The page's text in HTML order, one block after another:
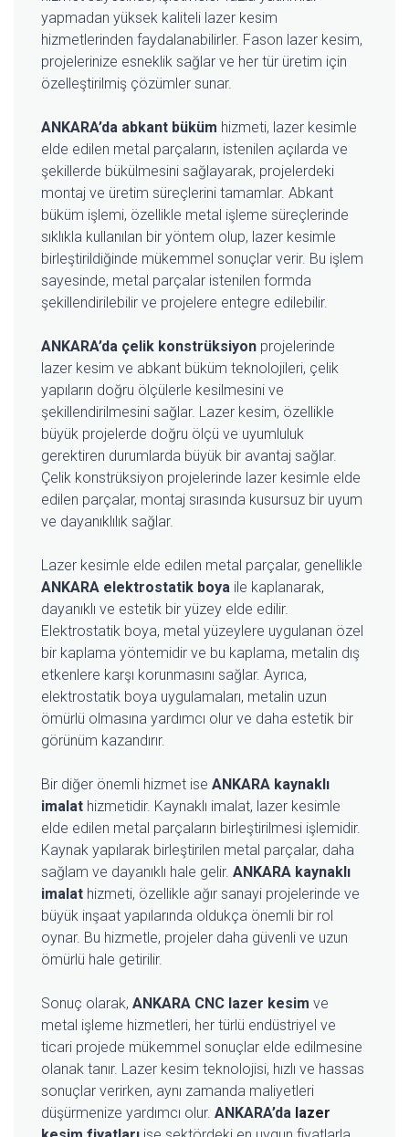
yapmadan yüksek kaliteli lazer kesim
hizmetlerinden faydalanabilirler. Fason lazer kesim,
projelerinize esneklik sağlar ve her tür üretim için
özelleştirilmiş çözümler sunar.
ANKARA’da abkant büküm hizmeti, lazer kesimle
elde edilen metal parçaların, istenilen açılarda ve
şekillerde bükülmesini sağlayarak, projelerdeki
montaj ve üretim süreçlerini tamamlar. Abkant
büküm işlemi, özellikle metal işleme süreçlerinde
sıklıkla kullanılan bir yöntem olup, lazer kesimle
birleştirildiğinde mükemmel sonuçlar verir. Bu işlem
sayesinde, metal parçalar istenilen formda
şekillendirilebilir ve projelere entegre edilebilir.
ANKARA’da çelik konstrüksiyon projelerinde
lazer kesim ve abkant büküm teknolojileri, çelik
yapıların doğru ölçülerle kesilmesini ve
şekillendirilmesini sağlar. Lazer kesim, özellikle
büyük projelerde doğru ölçü ve uyumluluk
gerektiren durumlarda büyük bir avantaj sağlar.
Çelik konstrüksiyon projelerinde lazer kesimle elde
edilen parçalar, montaj sırasında kusursuz bir uyum
ve dayanıklılık sağlar.
Lazer kesimle elde edilen metal parçalar, genellikle
ANKARA elektrostatik boya ile kaplanarak,
dayanıklı ve estetik bir yüzey elde edilir.
Elektrostatik boya, metal yüzeylere uygulanan özel
bir kaplama yöntemidir ve bu kaplama, metalin dış
etkenlere karşı korunmasını sağlar. Ayrıca,
elektrostatik boya uygulamaları, metalin uzun
ömürlü olmasına yardımcı olur ve daha estetik bir
görünüm kazandırır.
Bir diğer önemli hizmet ise ANKARA kaynaklı
imalat hizmetidir. Kaynaklı imalat, lazer kesimle
elde edilen metal parçaların birleştirilmesi işlemidir.
Kaynak yapılarak birleştirilen metal parçalar, daha
sağlam ve dayanıklı hale gelir. ANKARA kaynaklı
imalat hizmeti, özellikle ağır sanayi projelerinde ve
büyük inşaat yapılarında oldukça önemli bir rol
oynar. Bu hizmetle, projeler daha güvenli ve uzun
ömürlü hale getirilir.
Sonuç olarak, ANKARA CNC lazer kesim ve
metal işleme hizmetleri, her türlü endüstriyel ve
ticari projede mükemmel sonuçlar elde edilmesine
olanak tanır. Lazer kesim teknolojisi, hızlı ve hassas
sonuçlar verirken, aynı zamanda maliyetleri
düşürmenize yardımcı olur. ANKARA’da lazer